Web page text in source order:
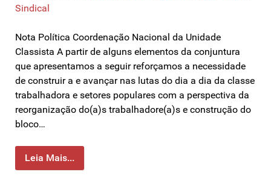
Sindical
Nota Política Coordenação Nacional da Unidade
Classista A partir de alguns elementos da conjuntura
que apresentamos a seguir reforçamos a necessidade
de construir a e avançar nas lutas do dia a dia da classe
trabalhadora e setores populares com a perspectiva da
reorganização do(a)s trabalhadore(a)s e construção do
bloco…
Leia Mais...